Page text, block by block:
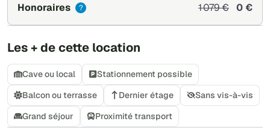
Honoraires
? 1 079 € 0 €
Les + de cette location
Cave ou local
Stationnement possible
Balcon ou terrasse
Dernier étage
Sans vis-à-vis
Grand séjour
Proximité transport